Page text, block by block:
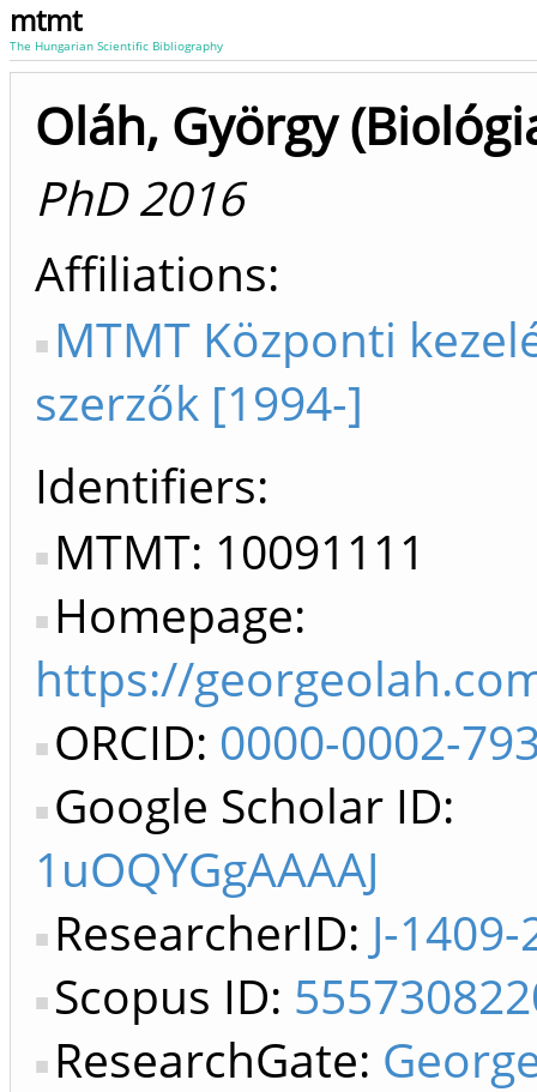
mtmt
The Hungarian Scientific Bibliography
Oláh, György
PhD 2016
Affiliations
MTMT Központi
szerzők [1994-]
Identifiers
MTMT: 10091111
Homepage:
https://
ORCID: 0000-0002-
Google Scholar ID:
1uOQYGgAAAAJ
ResearcherID: J-
Scopus ID:
ResearchGate: